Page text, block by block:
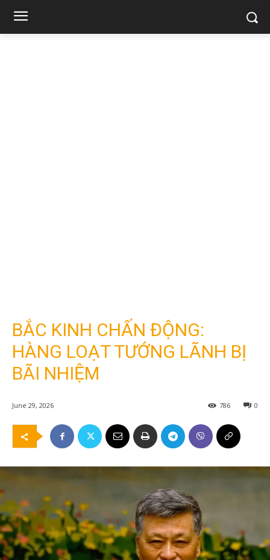
BẮC KINH CHẤN ĐỘNG:
HÀNG LOẠT TƯỚNG LÃNH BỊ
BÃI NHIỆM
June 29, 2026 0
786